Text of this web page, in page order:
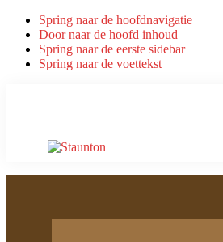
Spring naar de hoofdnavigatie
Door naar de hoofd inhoud
Spring naar de eerste sidebar
Spring naar de voettekst